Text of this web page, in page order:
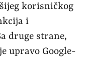
korisničkog
i
druge strane,
upravo Google-